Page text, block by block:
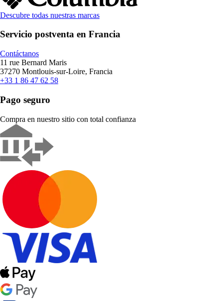
Descubre todas nuestras marcas
Servicio postventa en Francia
Contáctanos
11 rue Bernard Maris
37270 Montlouis-sur-Loire, Francia
+33 1 86 47 62 58
Pago seguro
Compra en nuestro sitio con total confianza